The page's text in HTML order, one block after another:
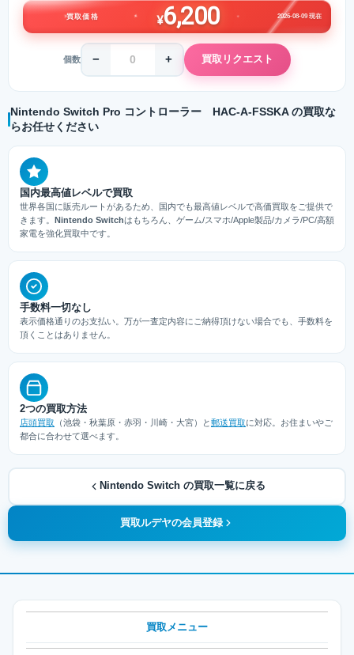
買取価格 ¥6,200 2026-08-09 現在
個数 − + 買取リクエスト
Nintendo Switch Pro コントローラー HAC-A-FSSKA の買取な
らお任せください
国内最高値レベルで買取
世界各国に販売ルートがあるため、国内でも最高値レベルで高価買取をご提供で
きます。 Nintendo Switchはもちろん、ゲーム/スマホ/Apple製品/カメラ/PC/高額
家電を強化買取中です。
手数料一切なし
表示価格通りのお支払い。万が一査定内容にご納得頂けない場合でも、手数料を
頂くことはありません。
2つの買取方法
店頭買取 （池袋・秋葉原・赤羽・川崎・大宮）と郵送買取に対応。お住まいやご
都合に合わせて選べます。
Nintendo Switch の買取一覧に戻る
買取ルデヤの会員登録
買取メニュー